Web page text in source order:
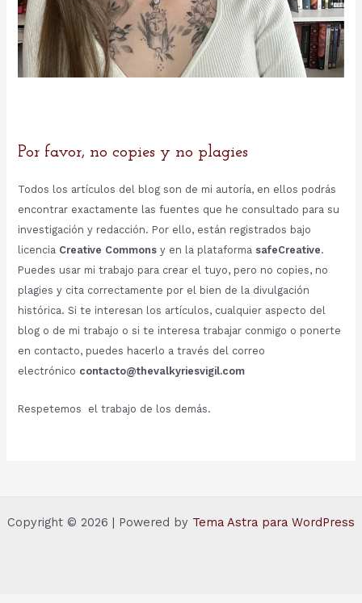
Por favor, no copies y no plagies
Todos los artículos del blog son de mi autoría, en ellos podrás
encontrar exactamente las fuentes que he consultado para su
investigación y redacción. Por ello, están registrados bajo
licencia Creative Commonsy en la plataforma safeCreative.
Puedes usar mi trabajo para crear el tuyo, pero no copies, no
plagies y cita correctamente por el bien de la divulgación
histórica. Si te interesan los artículos, cualquier aspecto del
blog o de mi trabajo o si te interesa trabajar conmigo o ponerte
en contacto, puedes hacerlo a través del correo
electrónico contacto@thevalkyriesvigil.com
Respetemos el trabajo de los demás.
Copyright © 2026 | Powered by Tema Astra para WordPress